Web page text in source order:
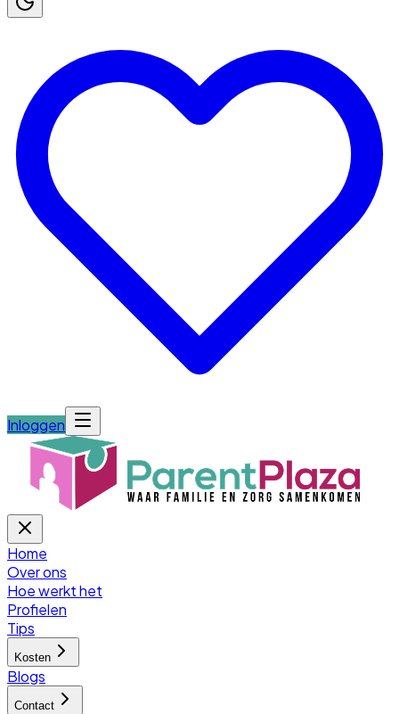
Inloggen
Home
Over ons
Hoe werkt het
Profielen
Tips
Kosten
Blogs
Contact